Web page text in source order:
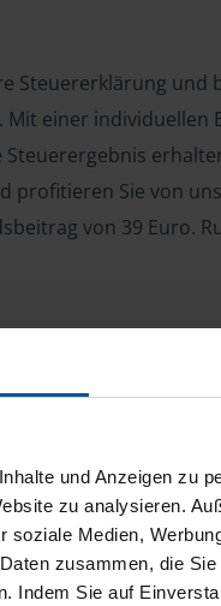
und Anzeigen zu
zu analysieren.
soziale Medien,
zusammen, die
Indem Sie auf
Steuererklärung und
Mit einer individuellen
profitieren Sie von
von 39 Euro.
Arbeitnehmer, Beamte,
der geeignete Dienstleister
Tätigkeit und